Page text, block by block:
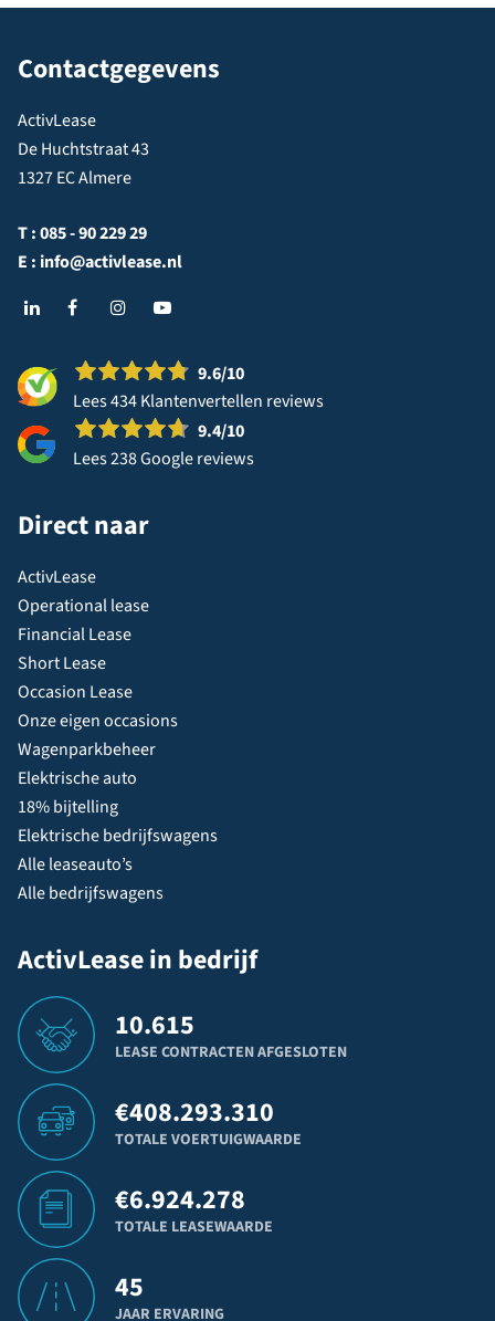
Contactgegevens
ActivLease
De Huchtstraat 43
1327 EC Almere
T :085 - 90 229 29
E : info@activlease.nl
9.6/10
Lees 434 Klantenvertellen reviews
9.4/10
Lees 238 Google reviews
Direct naar
ActivLease
Operational lease
Financial Lease
Short Lease
Occasion Lease
Onze eigen occasions
Wagenparkbeheer
Elektrische auto
18% bijtelling
Elektrische bedrijfswagens
Alle leaseauto’s
Alle bedrijfswagens
ActivLease in bedrijf
10.615
LEASE CONTRACTEN AFGESLOTEN
€408.293.310
TOTALE VOERTUIGWAARDE
€6.924.278
TOTALE LEASEWAARDE
45
JAAR ERVARING